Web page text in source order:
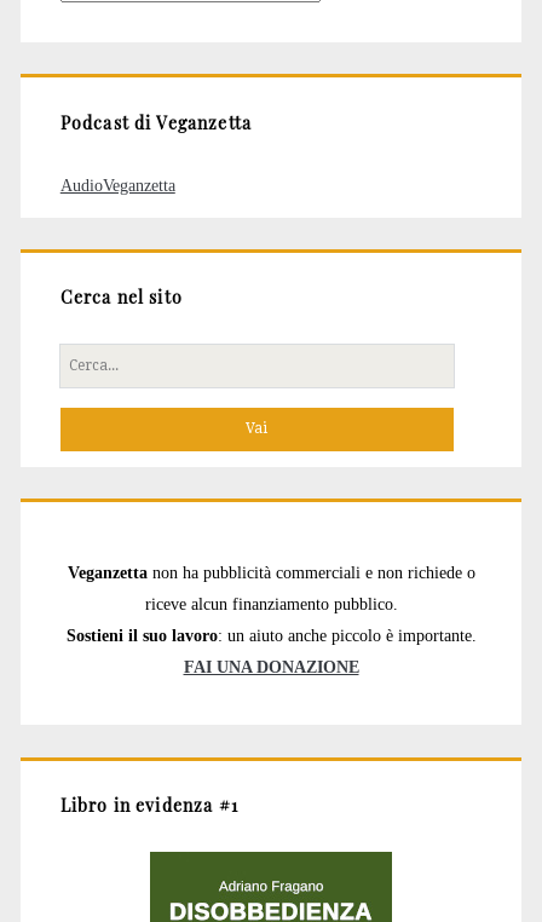
Podcast di Veganzetta
AudioVeganzetta
Cerca nel sito
Cerca
per:
Veganzetta non ha pubblicità commerciali e non richiede o
riceve alcun finanziamento pubblico.
Sostieni il suo lavoro: un aiuto anche piccolo è importante.
FAI UNA DONAZIONE
Libro in evidenza #1